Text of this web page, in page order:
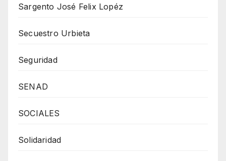
Sargento José Felix Lopéz
Secuestro Urbieta
Seguridad
SENAD
SOCIALES
Solidaridad